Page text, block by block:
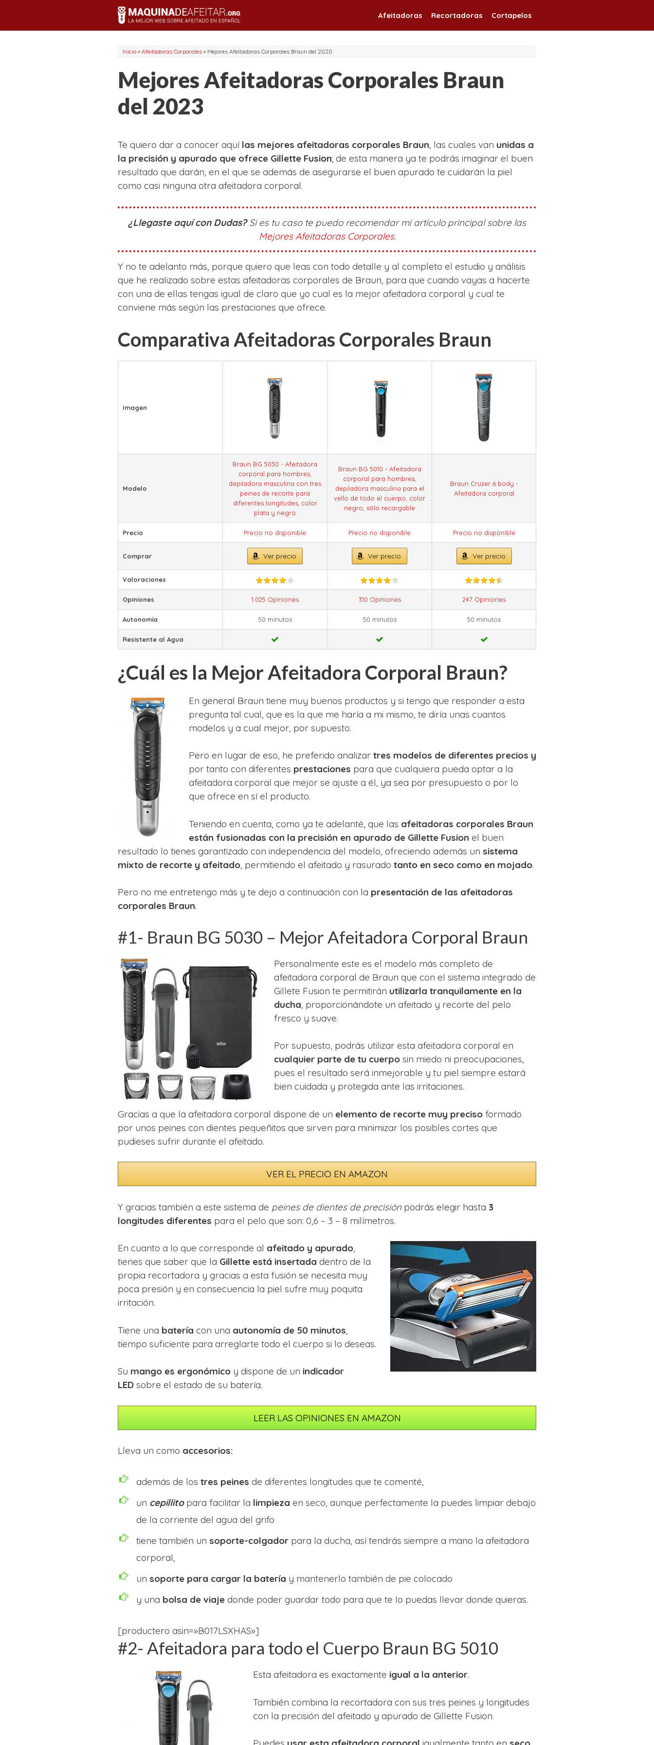
contenido
Afeitadoras Recortadoras Cortapelos
Inicio » Afeitadoras Corporales » Mejores Afeitadoras Corporales Braun del 2020
Mejores Afeitadoras Corporales Braun
del 2023
Te quiero dar a conocer aquí las mejores afeitadoras corporales Braun, las cuales van unidas a
la precisión y apurado que ofrece Gillette Fusion; de esta manera ya te podrás imaginar el buen
resultado que darán, en el que se además de asegurarse el buen apurado te cuidarán la piel
como casi ninguna otra afeitadora corporal.
¿Llegaste aquí con Dudas?Si es tu caso te puedo recomendar mi artículo principal sobre las
Mejores Afeitadoras Corporales.
Y no te adelanto más, porque quiero que leas con todo detalle y al completo el estudio y análisis
que he realizado sobre estas afeitadoras corporales de Braun, para que cuando vayas a hacerte
con una de ellas tengas igual de claro que yo cual es la mejor afeitadora corporal y cual te
conviene más según las prestaciones que ofrece.
Comparativa Afeitadoras Corporales Braun
Imagen
Modelo
Braun BG 5030 - Afeitadora
corporal para hombres,
depiladora masculina con tres
peines de recorte para
diferentes longitudes, color
plata y negro
Braun BG 5010 - Afeitadora
corporal para hombres,
depiladora masculina para el
vello de todo el cuerpo, color
negro, sólo recargable
Braun Cruzer 6 body -
Afeitadora corporal
Precio Precio no disponible Precio no disponible Precio no disponible
Comprar Ver precio Ver precio Ver precio
Valoraciones
Opiniones 1.025 Opiniones 310 Opiniones 247 Opiniones
Autonomía 50 minutos 50 minutos 50 minutos
Resistente al Agua
¿Cuál es la Mejor Afeitadora Corporal Braun?
En general Braun tiene muy buenos productos y si tengo que responder a esta
pregunta tal cual, que es la que me haría a mi mismo, te diría unas cuantos
modelos y a cual mejor, por supuesto.
Pero en lugar de eso, he preferido analizar tres modelos de diferentes precios y
por tanto con diferentes prestaciones para que cualquiera pueda optar a la
afeitadora corporal que mejor se ajuste a él, ya sea por presupuesto o por lo
que ofrece en sí el producto.
Teniendo en cuenta, como ya te adelanté, que las afeitadoras corporales Braun
están fusionadas con la precisión en apurado de Gillette Fusion el buen
resultado lo tienes garantizado con independencia del modelo, ofreciendo además un sistema
mixto de recorte y afeitado , permitiendo el afeitado y rasurado tanto en seco como en mojado.
Pero no me entretengo más y te dejo a continuación con la presentación de las afeitadoras
corporales Braun.
#1- Braun BG 5030 – Mejor Afeitadora Corporal Braun
Personalmente este es el modelo más completo de
afeitadora corporal de Braun que con el sistema integrado de
Gillete Fusion te permitirán utilizarla tranquilamente en la
ducha , proporcionándote un afeitado y recorte del pelo
fresco y suave.
Por supuesto, podrás utilizar esta afeitadora corporal en
cualquier parte de tu cuerposin miedo ni preocupaciones,
pues el resultado será inmejorable y tu piel siempre estará
bien cuidada y protegida ante las irritaciones.
Gracias a que la afeitadora corporal dispone de un elemento de recorte muy preciso formado
por unos peines con dientes pequeñitos que sirven para minimizar los posibles cortes que
pudieses sufrir durante el afeitado.
VER EL PRECIO EN AMAZON
Y gracias también a este sistema de peines de dientes de precisiónpodrás elegir hasta 3
longitudes diferentes para el pelo que son: 0,6 – 3 – 8 milímetros.
En cuanto a lo que corresponde al afeitado y apurado,
tienes que saber que la Gillette está insertada dentro de la
propia recortadora y gracias a esta fusión se necesita muy
poca presión y en consecuencia la piel sufre muy poquita
irritación.
Tiene una batería con una autonomía de 50 minutos
tiempo suficiente para arreglarte todo el cuerpo si lo deseas.
Su mango es ergonómico y dispone de un indicador
LED sobre el estado de su batería.
LEER LAS OPINIONES EN AMAZON
Lleva un como accesorios:
además de los tres peines de diferentes longitudes que te comenté,
un cepillitopara facilitar la limpieza en seco, aunque perfectamente la puedes limpiar debajo
de la corriente del agua del grifo
tiene también un soporte-colgador para la ducha, así tendrás siempre a mano la afeitadora
corporal,
un soporte para cargar la batería y mantenerlo también de pie colocado
y una bolsa de viaje donde poder guardar todo para que te lo puedas llevar donde quieras.
[productero asin=»B017LSXHAS»]
#2- Afeitadora para todo el Cuerpo Braun BG 5010
Esta afeitadora es exactamente igual a la anterior.
También combina la recortadora con sus tres peines y longitudes
con la precisión del afeitado y apurado de Gillette Fusion.